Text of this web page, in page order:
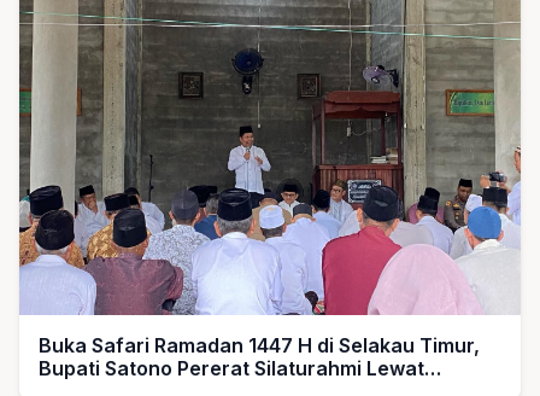
Buka Safari Ramadan 1447 H di Selakau Timur,
Bupati Satono Pererat Silaturahmi Lewat